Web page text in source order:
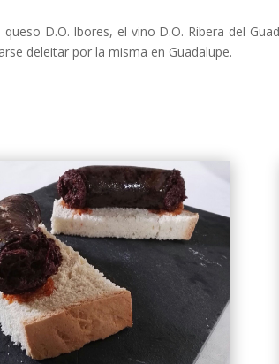
D.O. Ibores, el vino D.O. Ribera del
deleitar por la misma en Guadalupe.